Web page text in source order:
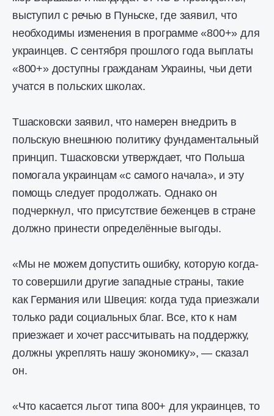
выступил с речью в Пуньске, где заявил, что
необходимы изменения в программе «800+» для
украинцев. С сентября прошлого года выплаты
«800+» доступны гражданам Украины, чьи дети
учатся в польских школах.
Тшасковски заявил, что намерен внедрить в
польскую внешнюю политику фундаментальный
принцип. Тшасковски утверждает, что Польша
помогала украинцам «с самого начала», и эту
помощь следует продолжать. Однако он
подчеркнул, что присутствие беженцев в стране
должно принести определённые выгоды.
«Мы не можем допустить ошибку, которую когда-
то совершили другие западные страны, такие
как Германия или Швеция: когда туда приезжали
только ради социальных благ. Все, кто к нам
приезжает и хочет рассчитывать на поддержку,
должны укреплять нашу экономику», — сказал
он.
«Что касается льгот типа 800+ для украинцев, то